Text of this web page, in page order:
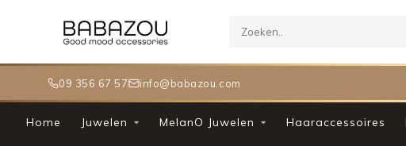
09 356 67 57 info@babazou.com
Home Juwelen MelanO Juwelen Haaraccessoires